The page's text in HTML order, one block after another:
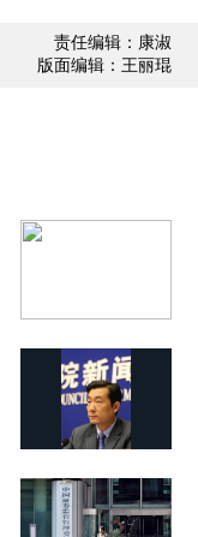
责任编辑：康淑
版面编辑：王丽琨